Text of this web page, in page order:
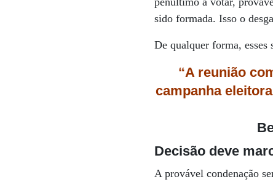
sido formada. Isso o
De qualquer forma, esses
“A reunião
campanha
Decisão deve
A provável condenação